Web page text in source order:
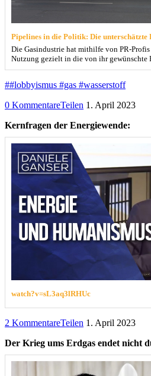
Pipelines in die Politik: Die
Die Gasindustrie hat mithilfe von PR-
Nutzung gezielt in die von ihr gewünschte
##lobbyismus #gas #wasserstoff
0 KommentareTeilen 1. April 2023
Kernfragen der Energiewende:
watch?v=sL3aq3lRHUc
2 KommentareTeilen 1. April 2023
Der Krieg ums Erdgas endet nicht